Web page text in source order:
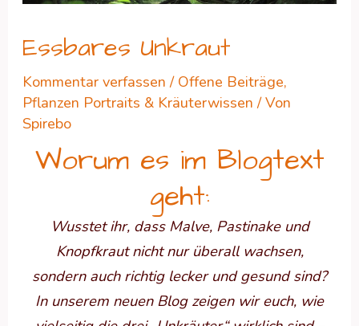
Essbares Unkraut
Kommentar verfassen / Offene Beiträge,
Pflanzen Portraits & Kräuterwissen / Von
Spirebo
Worum es im Blogtext
geht:
Wusstet ihr, dass Malve, Pastinake und
Knopfkraut nicht nur überall wachsen,
sondern auch richtig lecker und gesund sind?
In unserem neuen Blog zeigen wir euch, wie